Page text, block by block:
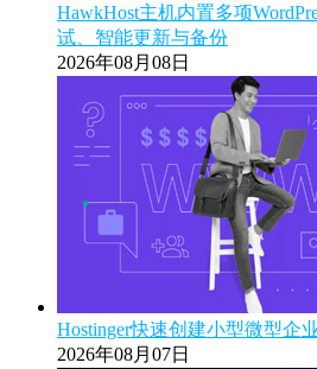
HawkHost主机内置多项
试、智能更新与备份
2026年08月08日
Hostinger快速创建小型微型企
2026年08月07日